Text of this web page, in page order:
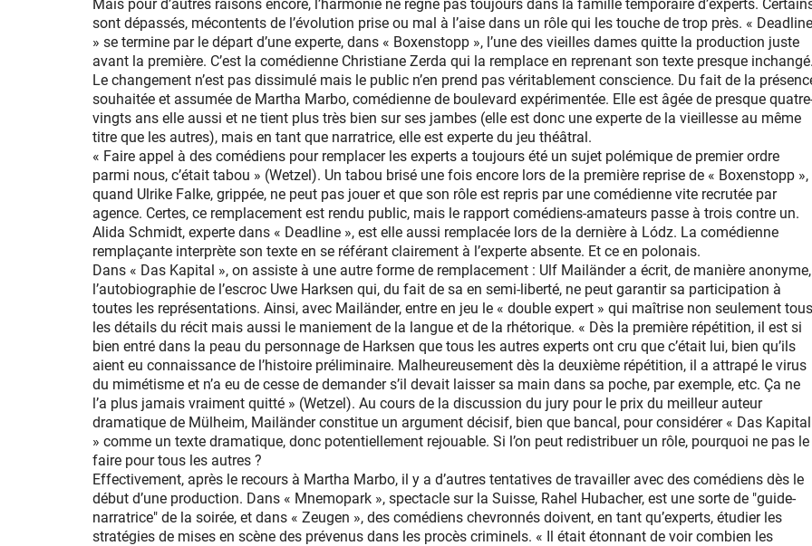
Mais pour d’autres raisons encore, l’harmonie ne règne pas toujours dans la famille temporaire d’experts.
sont dépassés, mécontents de l’évolution prise ou mal à l’aise dans un rôle qui les touche de trop près. « Deadline
» se termine par le départ d’une experte, dans « Boxenstopp », l’une des vieilles dames quitte la production juste
avant la première. C’est la comédienne Christiane Zerda qui la remplace en reprenant son texte presque inchangé.
Le changement n’est pas dissimulé mais le public n’en prend pas véritablement conscience. Du fait de la
souhaitée et assumée de Martha Marbo, comédienne de boulevard expérimentée. Elle est âgée de presque
vingts ans elle aussi et ne tient plus très bien sur ses jambes (elle est donc une experte de la vieillesse au même
titre que les autres), mais en tant que narratrice, elle est experte du jeu théâtral.
« Faire appel à des comédiens pour remplacer les experts a toujours été un sujet polémique de premier ordre
parmi nous, c’était tabou » (Wetzel). Un tabou brisé une fois encore lors de la première reprise de « Boxenstopp »,
quand Ulrike Falke, grippée, ne peut pas jouer et que son rôle est repris par une comédienne vite recrutée par
agence. Certes, ce remplacement est rendu public, mais le rapport comédiens-amateurs passe à trois contre un.
Alida Schmidt, experte dans « Deadline », est elle aussi remplacée lors de la dernière à Lódz. La comédienne
remplaçante interprète son texte en se référant clairement à l’experte absente. Et ce en polonais.
Dans « Das Kapital », on assiste à une autre forme de remplacement : Ulf Mailänder a écrit, de manière anonyme,
l’autobiographie de l’escroc Uwe Harksen qui, du fait de sa en semi-liberté, ne peut garantir sa participation à
toutes les représentations. Ainsi, avec Mailänder, entre en jeu le « double expert » qui maîtrise non seulement tous
les détails du récit mais aussi le maniement de la langue et de la rhétorique. « Dès la première répétition, il est si
bien entré dans la peau du personnage de Harksen que tous les autres experts ont cru que c’était lui, bien qu’ils
aient eu connaissance de l’histoire préliminaire. Malheureusement dès la deuxième répétition, il a attrapé le virus
du mimétisme et n’a eu de cesse de demander s’il devait laisser sa main dans sa poche, par exemple, etc. Ça ne
l’a plus jamais vraiment quitté » (Wetzel). Au cours de la discussion du jury pour le prix du meilleur auteur
dramatique de Mülheim, Mailänder constitue un argument décisif, bien que bancal, pour considérer « Das Kapital
» comme un texte dramatique, donc potentiellement rejouable. Si l’on peut redistribuer un rôle, pourquoi ne pas le
faire pour tous les autres ?
Effectivement, après le recours à Martha Marbo, il y a d’autres tentatives de travailler avec des comédiens dès le
début d’une production. Dans « Mnemopark », spectacle sur la Suisse, Rahel Hubacher, est une sorte de "guide-
narratrice" de la soirée, et dans « Zeugen », des comédiens chevronnés doivent, en tant qu’experts, étudier les
stratégies de mises en scène des prévenus dans les procès criminels. « Il était étonnant de voir combien les